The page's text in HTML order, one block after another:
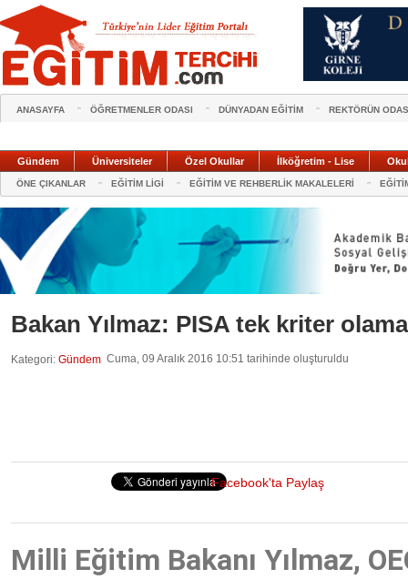
ANASAYFA ÖĞRETMENLER ODASI DÜNYADAN EĞİTİM REKTÖRÜN
Gündem Üniversiteler Özel Okullar İlköğretim - Lise
ÖNE ÇIKANLAR EĞİTİM LİGİ EĞİTİM VE REHBERLİK MAKALELERİ
Bakan Yılmaz: PISA tek kriter
Kategori: Gündem Cuma, 09 Aralık 2016 10:51 tarihinde oluşturuldu
Facebook'ta Paylaş
Milli Eğitim Bakanı Yılmaz,